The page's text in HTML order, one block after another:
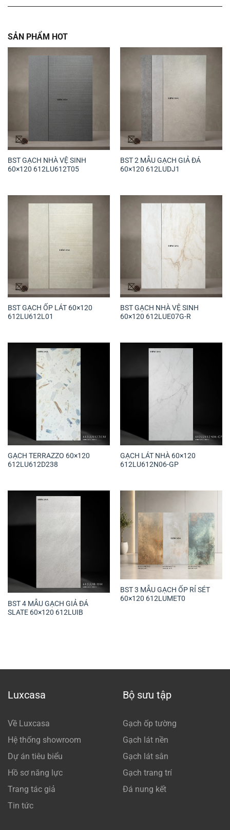
SẢN PHẨM HOT
BST GẠCH NHÀ VỆ SINH
60×120 612LU612T05
BST 2 MẪU GẠCH GIẢ ĐÁ
60×120 612LUDJ1
BST GẠCH ỐP LÁT 60×120
612LU612L01
BST GẠCH NHÀ VỆ SINH
60×120 612LUE07G-R
GẠCH TERRAZZO 60×120
612LU612D238
GẠCH LÁT NHÀ 60×120
612LU612N06-GP
BST 4 MẪU GẠCH GIẢ ĐÁ
SLATE 60×120 612LUIB
BST 3 MẪU GẠCH ỐP RỈ SÉT
60×120 612LUMET0
Luxcasa
Về Luxcasa
Hệ thống showroom
Dự án tiêu biểu
Hồ sơ năng lực
Trang tác giả
Tin tức
Bộ sưu tập
Gạch ốp tường
Gạch lát nền
Gạch lát sân
Gạch trang trí
Đá nung kết